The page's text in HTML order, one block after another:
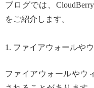
ブログでは、
をご紹介します。
1. ファイアウォールや
ファイアウォールやウ